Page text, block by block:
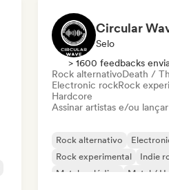
Circular
Selo
> 1600 feedbacks
Rock alternativoDeath /
Electronic rockRock
Hardcore
Assinar artistas e/ou
Rock alternativo
Rock experimental
Indie
Metal melódico
Metal /